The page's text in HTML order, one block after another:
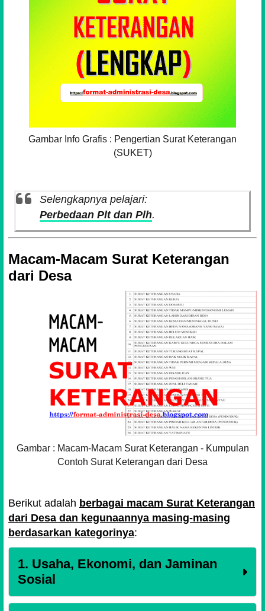
Gambar Info Grafis : Pengertian Surat Keterangan
(SUKET)
Selengkapnya pelajari:
Perbedaan Plt dan Plh.
Macam-Macam Surat Keterangan
dari Desa
Gambar : Macam-Macam Surat Keterangan - Kumpulan
Contoh Surat Keterangan dari Desa
Berikut adalah berbagai macam Surat Keterangan
dari Desa dan kegunaannya masing-masing
berdasarkan kategorinya:
1. Usaha, Ekonomi, dan Jaminan
Sosial